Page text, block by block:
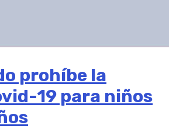
prohíbe la
19 para niños